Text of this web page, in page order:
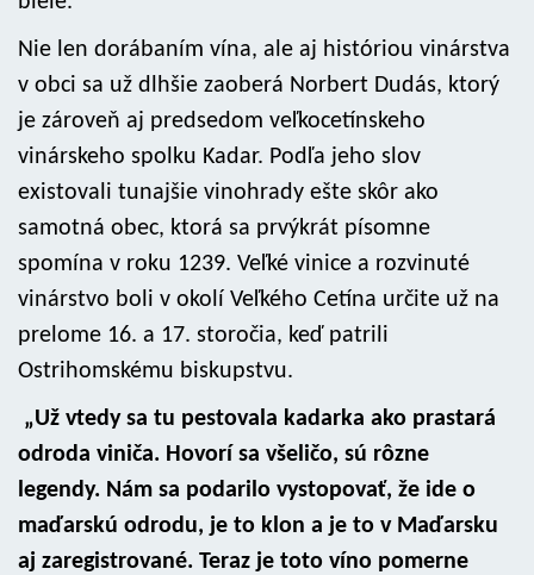
Nie len dorábaním vína, ale aj históriou vinárstva
v obci sa už dlhšie zaoberá Norbert Dudás, ktorý
je zároveň aj predsedom veľkocetínskeho
vinárskeho spolku Kadar. Podľa jeho slov
existovali tunajšie vinohrady ešte skôr ako
samotná obec, ktorá sa prvýkrát písomne
spomína v roku 1239. Veľké vinice a rozvinuté
vinárstvo boli v okolí Veľkého Cetína určite už na
prelome 16. a 17. storočia, keď patrili
Ostrihomskému biskupstvu.
„Už vtedy sa tu pestovala kadarka ako prastará
odroda viniča. Hovorí sa všeličo, sú rôzne
legendy. Nám sa podarilo vystopovať, že ide o
maďarskú odrodu, je to klon a je to v Maďarsku
aj zaregistrované. Teraz je toto víno pomerne